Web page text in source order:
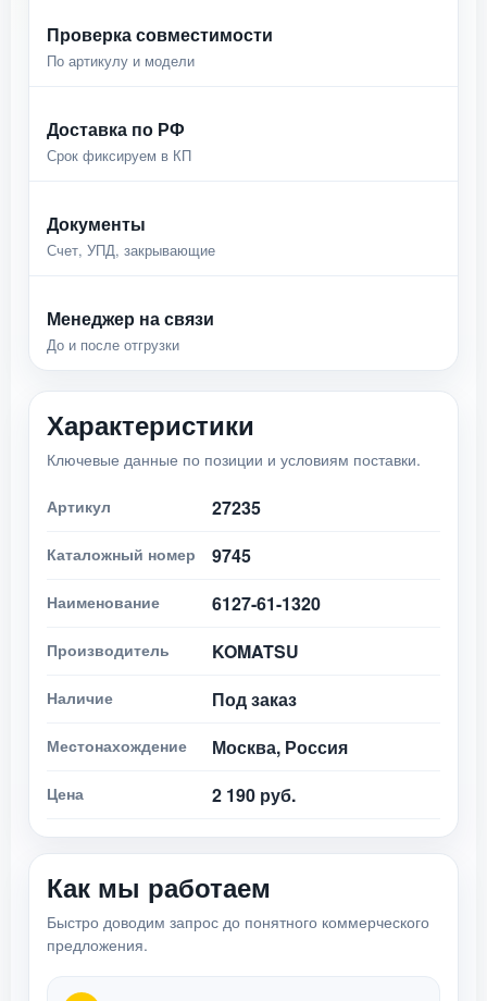
Проверка совместимости
По артикулу и модели
Доставка по РФ
Срок фиксируем в КП
Документы
Счет, УПД, закрывающие
Менеджер на связи
До и после отгрузки
Характеристики
Ключевые данные по позиции и условиям поставки.
Артикул 27235
Каталожный номер 9745
Наименование 6127-61-1320
Производитель KOMATSU
Наличие Под заказ
Местонахождение Москва, Россия
Цена 2 190 руб.
Как мы работаем
Быстро доводим запрос до понятного коммерческого
предложения.